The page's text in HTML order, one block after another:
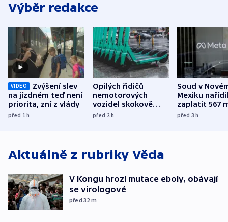
Výběr redakce
VIDEO
Zvýšení slev
na jízdném teď není
priorita, zní z vlády
před 1h
Opilých řidičů
nemotorových
vozidel skokově
přibylo, nejvíc ve
před 2h
Soud v
Mexiku
zaplatit 567
dolarů kvůli
před 3h
Aktuálně z rubriky Věda
V Kongu hrozí mutace eboly, obávají
se virologové
před 32 m